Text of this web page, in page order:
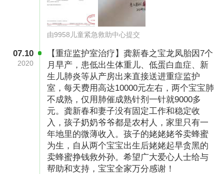
以前，廉爽每次看彩超，看到两个宝宝就很开
心。可自从孩子出生后，就再也没见她笑过。因
为对宝宝的极度担心和极度思念，她的身体恢复
很慢，整个人变得和以前不一样了。“从宝宝出生
到现在，她没见过宝宝一眼，现在她总是打电话
给我，说想宝宝，日日夜夜地想。”爸爸龚新春心
痛地说。
由9958儿童紧急救助中心提交
07.10
2020
【重症监护室治疗】龚新春之宝龙凤胎因7个
月早产，患低出生体重儿、低蛋白血症、新
生儿肺炎等从产房出来直接送进重症监护
室，每天费用高达10000元左右，两个宝宝肺
不成熟，仅用肺催成熟针剂一针就9000多
元。龚新春和妻子没有固定工作和稳定收
入，孩子奶奶爷爷都是农村人，家里只有一
年地里的微薄收入。孩子的姥姥姥爷卖蜂蜜
为生，自从两个宝宝出生后姥姥起早贪黑的
卖蜂蜜挣钱救外孙。希望广大爱心人士给与
帮助和支持，宝宝全家万分感谢！